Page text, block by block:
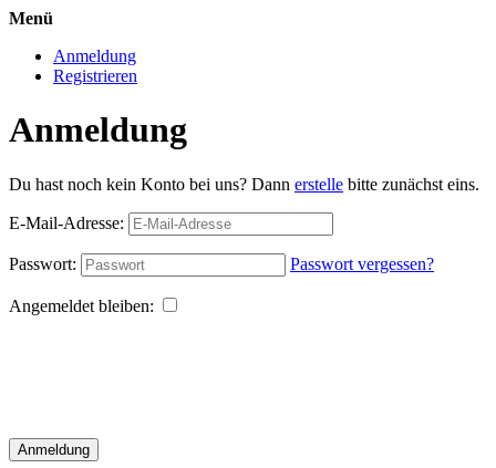
Menü
Anmeldung
Registrieren
Anmeldung
Du hast noch kein Konto bei uns? Dann erstelle bitte zunächst eins.
E-Mail-Adresse:
Passwort: Passwort vergessen?
Angemeldet bleiben:
Anmeldung